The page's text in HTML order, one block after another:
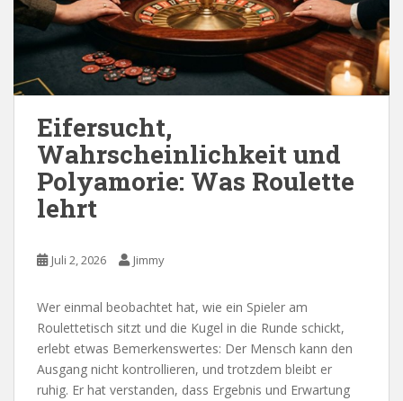
Eifersucht,
Wahrscheinlichkeit und
Polyamorie: Was Roulette
lehrt
Juli 2, 2026 Jimmy
Wer einmal beobachtet hat, wie ein Spieler am
Roulettetisch sitzt und die Kugel in die Runde schickt,
erlebt etwas Bemerkenswertes: Der Mensch kann den
Ausgang nicht kontrollieren, und trotzdem bleibt er
ruhig. Er hat verstanden, dass Ergebnis und Erwartung